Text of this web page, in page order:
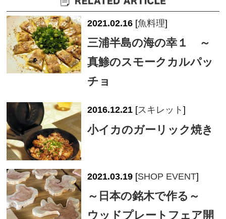
2021.02.16 [魚料理]
三浦半島の海の幸１ ～
真鯵のスモークカルパッ
チョ
2016.12.21 [スキレット]
小イカのガーリック焼き
2021.03.19 [SHOP EVENT]
～日本の銘木で作る～
ウッドプレートフェア開